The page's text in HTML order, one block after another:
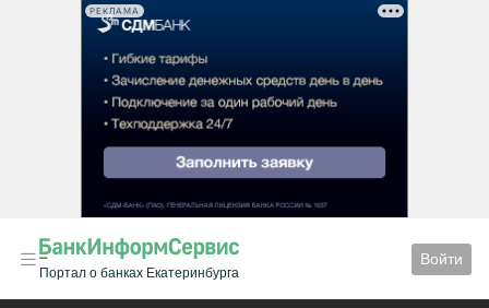
РЕКЛАМА
Портал о банках Екатеринбурга
Войти